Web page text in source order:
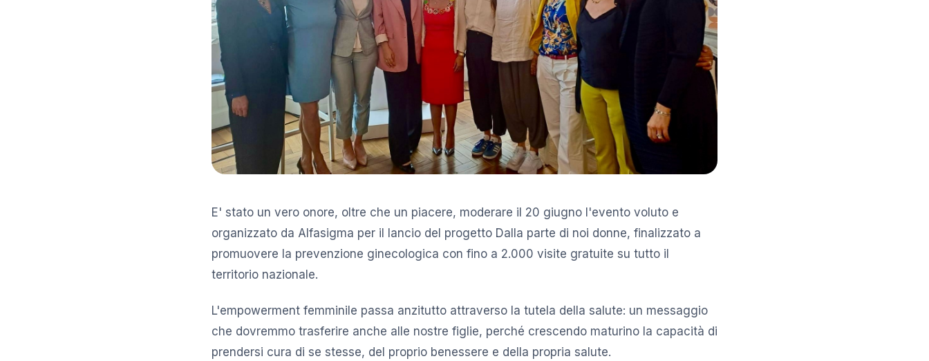
E' stato un vero onore, oltre che un piacere, moderare il 20 giugno l'evento voluto e
organizzato da Alfasigma per il lancio del progetto Dalla parte di noi donne, finalizzato a
promuovere la prevenzione ginecologica con fino a 2.000 visite gratuite su tutto il
territorio nazionale.
L'empowerment femminile passa anzitutto attraverso la tutela della salute: un messaggio
che dovremmo trasferire anche alle nostre figlie, perché crescendo maturino la capacità di
prendersi cura di se stesse, del proprio benessere e della propria salute.